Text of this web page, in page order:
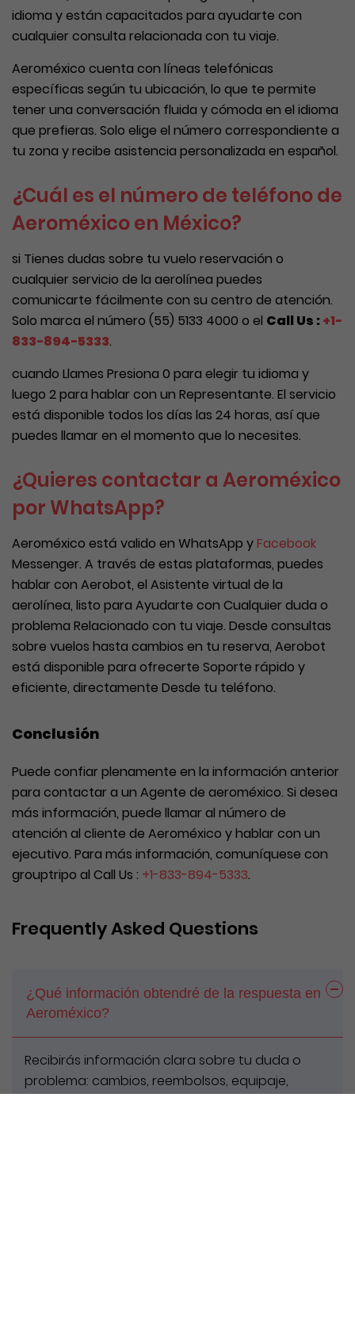
idioma y están capacitados para ayudarte con
cualquier consulta relacionada con tu viaje.
Aeroméxico cuenta con líneas telefónicas
específicas según tu ubicación, lo que te permite
tener una conversación fluida y cómoda en el idioma
que prefieras. Solo elige el número correspondiente a
tu zona y recibe asistencia personalizada en español.
¿Cuál es el número de teléfono de
Aeroméxico en México?
si Tienes dudas sobre tu vuelo reservación o
cualquier servicio de la aerolínea puedes
comunicarte fácilmente con su centro de atención.
Solo marca el número (55) 5133 4000 o el Call Us : +1-
833-894-5333.
cuando Llames Presiona 0 para elegir tu idioma y
luego 2 para hablar con un Representante. El servicio
está disponible todos los días las 24 horas, así que
puedes llamar en el momento que lo necesites.
¿Quieres contactar a Aeroméxico
por WhatsApp?
Aeroméxico está valido en WhatsApp yFacebook
Messenger. A través de estas plataformas, puedes
hablar con Aerobot, el Asistente virtual de la
aerolínea, listo para Ayudarte con Cualquier duda o
problema Relacionado con tu viaje. Desde consultas
sobre vuelos hasta cambios en tu reserva, Aerobot
está disponible para ofrecerte Soporte rápido y
eficiente, directamente Desde tu teléfono.
Conclusión
Puede confiar plenamente en la información anterior
para contactar a un Agente de aeroméxico. Si desea
más información, puede llamar al número de
atención al cliente de Aeroméxico y hablar con un
ejecutivo. Para más información, comuníquese con
grouptripo al Call Us : +1-833-894-5333.
Frequently Asked Questions
¿Qué información obtendré de la respuesta en
Aeroméxico?
Recibirás información clara sobre tu duda o
problema: cambios, reembolsos, equipaje,